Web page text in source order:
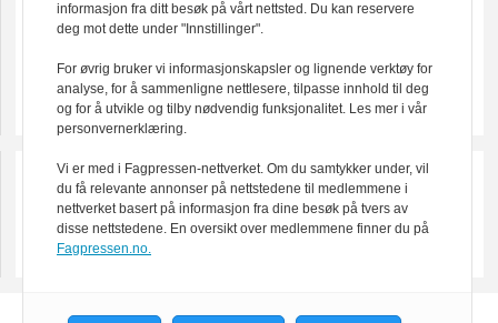
informasjon fra ditt besøk på vårt nettsted. Du kan reservere
deg mot dette under "Innstillinger".
For øvrig bruker vi informasjonskapsler og lignende verktøy for
analyse, for å sammenligne nettlesere, tilpasse innhold til deg
og for å utvikle og tilby nødvendig funksjonalitet. Les mer i vår
personvernerklæring.
Vi er med i Fagpressen-nettverket. Om du samtykker under, vil
du få relevante annonser på nettstedene til medlemmene i
nettverket basert på informasjon fra dine besøk på tvers av
disse nettstedene. En oversikt over medlemmene finner du på
Fagpressen.no.